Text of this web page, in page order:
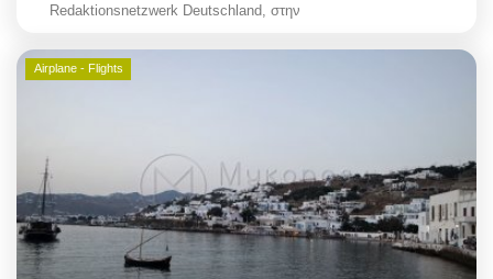
About
Elections 2023
Γλώσσα
Redaktionsnetzwerk Deutschland, στην
Airplane - Flights